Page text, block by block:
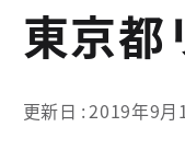
東京都
更新日 2019年9月